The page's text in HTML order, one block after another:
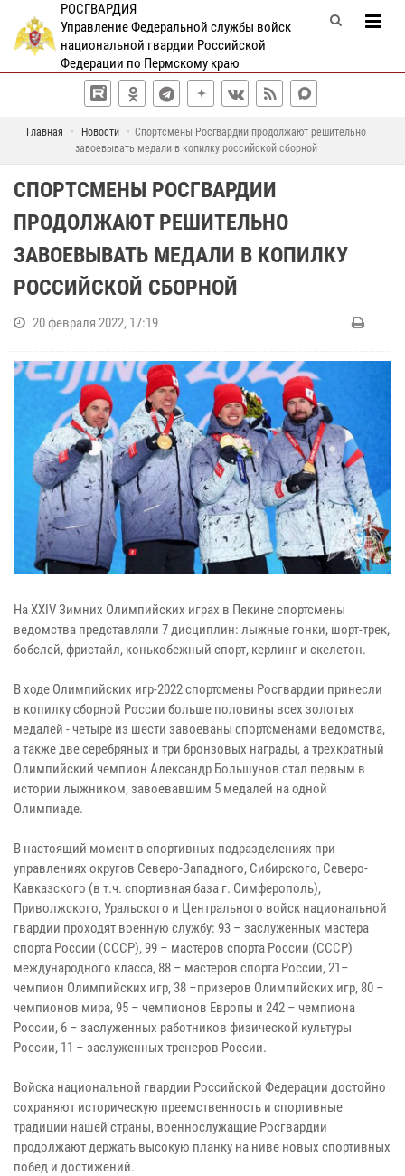
РОСГВАРДИЯ
Управление Федеральной службы войск
национальной гвардии Российской
Федерации по Пермскому краю
Главная Новости
Спортсмены Росгвардии продолжают решительно
завоевывать медали в копилку российской сборной
СПОРТСМЕНЫ РОСГВАРДИИ
ПРОДОЛЖАЮТ РЕШИТЕЛЬНО
ЗАВОЕВЫВАТЬ МЕДАЛИ В КОПИЛКУ
РОССИЙСКОЙ СБОРНОЙ
20 февраля 2022, 17:19
На XXIV Зимних Олимпийских играх в Пекине спортсмены
ведомства представляли 7 дисциплин: лыжные гонки, шорт-трек,
бобслей, фристайл, конькобежный спорт, керлинг и скелетон.
В ходе Олимпийских игр-2022 спортсмены Росгвардии принесли
в копилку сборной России больше половины всех золотых
медалей - четыре из шести завоеваны спортсменами ведомства,
а также две серебряных и три бронзовых награды, а трехкратный
Олимпийский чемпион Александр Большунов стал первым в
истории лыжником, завоевавшим 5 медалей на одной
Олимпиаде.
В настоящий момент в спортивных подразделениях при
управлениях округов Северо-Западного, Сибирского, Северо-
Кавказского (в т.ч. спортивная база г. Симферополь),
Приволжского, Уральского и Центрального войск национальной
гвардии проходят военную службу: 93 – заслуженных мастера
спорта России (СССР), 99 – мастеров спорта России (СССР)
международного класса, 88 – мастеров спорта России, 21–
чемпион Олимпийских игр, 38 –призеров Олимпийских игр, 80 –
чемпионов мира, 95 – чемпионов Европы и 242 – чемпиона
России, 6 – заслуженных работников физической культуры
России, 11 – заслуженных тренеров России.
Войска национальной гвардии Российской Федерации достойно
сохраняют историческую преемственность и спортивные
традиции нашей страны, военнослужащие Росгвардии
продолжают держать высокую планку на ниве новых спортивных
побед и достижений.